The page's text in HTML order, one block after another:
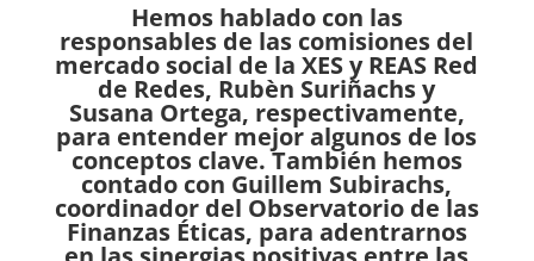
Hemos hablado con las
responsables de las comisiones del
mercado social de la XES y REAS Red
de Redes, Rubèn Suriñachs y
Susana Ortega, respectivamente,
para entender mejor algunos de los
conceptos clave. También hemos
contado con Guillem Subirachs,
coordinador del Observatorio de las
Finanzas Éticas, para adentrarnos